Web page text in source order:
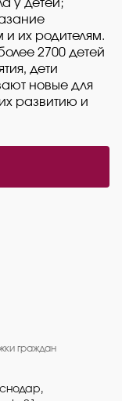
у детей;
и их родителям.
2700 детей
дети
новые для
развитию и
граждан